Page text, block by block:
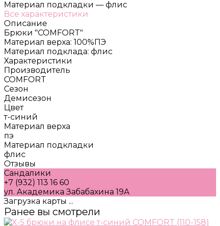
Материал подкладки — флис
Все характеристики
Описание
Брюки "COMFORT"
Материал верха: 100%ПЭ
Материал подклада: флис
Характеристики
Производитель
COMFORT
Сезон
Демисезон
Цвет
т-синий
Материал верха
пэ
Материал подкладки
флис
Отзывы
Сандалики
+7 (932) 113 16 60
ул. Академика Забабахина 19А
Загрузка карты ...
Ранее вы смотрели